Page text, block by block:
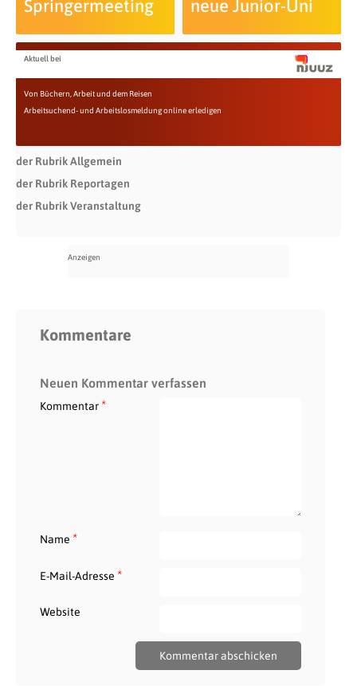
Springermeeting neue Junior-Uni
Aktuell bei
Von Büchern, Arbeit und dem Reisen
Arbeitsuchend- und Arbeitslosmeldung online erledigen
der Rubrik Allgemein
der Rubrik Reportagen
der Rubrik Veranstaltung
Kommentare
Neuen Kommentar verfassen
Kommentar*
Name *
E-Mail-Adresse *
Website